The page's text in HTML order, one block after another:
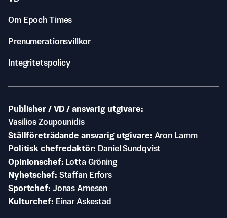
Om Epoch Times
Prenumerationsvillkor
Integritetspolicy
Publisher / VD / ansvarig utgivare
Vasilios Zoupounidis
Ställföreträdande ansvarig utgivare Aron Lamm
Politisk chefredaktör
Daniel Sundqvist
Opinionschef
Lotta Gröning
Nyhetschef Staffan Erfors
Sportchef Jonas Arnesen
Kulturchef
Einar Askestad